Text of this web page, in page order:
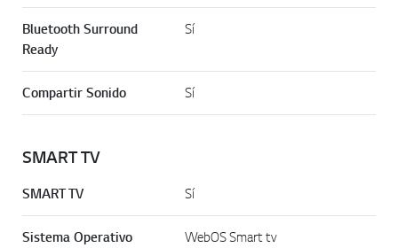
Bluetooth Surround
Ready
Sí
Compartir Sonido Sí
SMART TV
SMART TV Sí
Sistema Operativo WebOS Smart tv